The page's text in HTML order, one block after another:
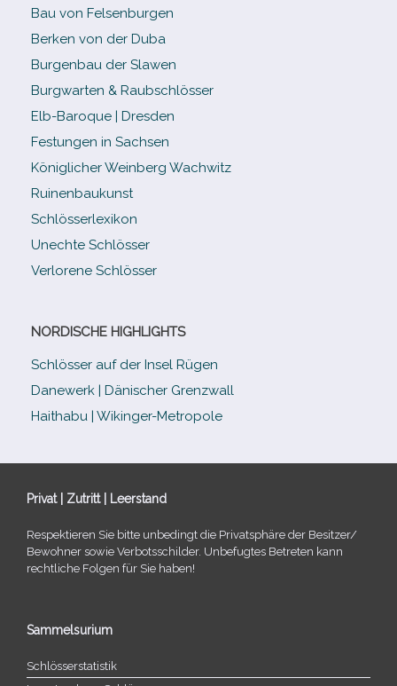
Bau von Felsenburgen
Berken von der Duba
Burgenbau der Slawen
Burgwarten & Raubschlösser
Elb-​Baroque | Dresden
Festungen in Sachsen
Königlicher Weinberg Wachwitz
Ruinenbaukunst
Schlösserlexikon
Unechte Schlösser
Verlorene Schlösser
NORDISCHE HIGHLIGHTS
Schlösser auf der Insel Rügen
Danewerk | Dänischer Grenzwall
Haithabu | Wikinger-Metropole
Privat | Zutritt | Leerstand
Respektieren Sie bitte unbe­dingt die Privatsphäre der Besitzer/​
Bewohner sowie Verbotsschilder. Unbefugtes Betreten kann
recht­li­che Folgen für Sie haben!
Sammelsurium
Schlösserstatistik